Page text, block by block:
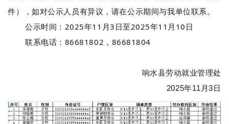
件），如对公示人员有异议，请在公示期间与我单位联系。
公示时间：2025年11月3日至2025年11月10日
联系电话：86681802，86681804
响水县劳动就业管理处
2025年11月3日